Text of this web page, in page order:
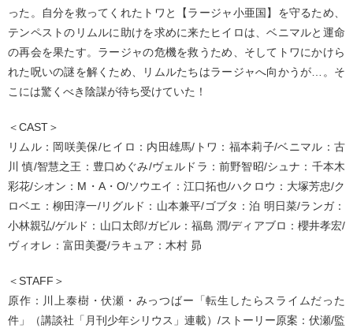
った。自分を救ってくれたトワと【ラージャ小亜国】を守るため、
テンペストのリムルに助けを求めに来たヒイロは、ベニマルと運命
の再会を果たす。ラージャの危機を救うため、そしてトワにかけら
れた呪いの謎を解くため、リムルたちはラージャへ向かうが…。そ
こには驚くべき陰謀が待ち受けていた！
＜CAST＞
リムル：岡咲美保/ヒイロ：内田雄馬/トワ：福本莉子/ベニマル：古
川 慎/智慧之王：豊口めぐみ/ヴェルドラ：前野智昭/シュナ：千本木
彩花/シオン：M・A・O/ソウエイ：江口拓也/ハクロウ：大塚芳忠/ク
ロベエ：柳田淳一/リグルド：山本兼平/ゴブタ：泊 明日菜/ランガ：
小林親弘/ゲルド：山口太郎/ガビル：福島 潤/ディアブロ：櫻井孝宏/
ヴィオレ：富田美憂/ラキュア：木村 昴
＜STAFF＞
原作：川上泰樹・伏瀬・みっつばー「転生したらスライムだった
件」（講談社「月刊少年シリウス」連載）/ストーリー原案：伏瀬/監